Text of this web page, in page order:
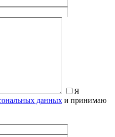
Я
данных и принимаю